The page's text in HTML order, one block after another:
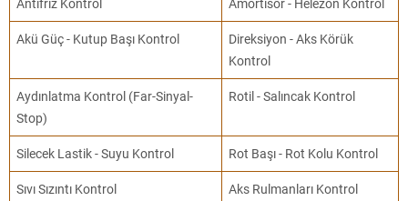
Antifriz Kontrol Amortisör - Helezon Kontrol
Akü Güç - Kutup Başı Kontrol
Direksiyon - Aks Körük
Kontrol
Aydınlatma Kontrol (Far-Sinyal-
Stop)
Rotil - Salıncak Kontrol
Silecek Lastik - Suyu Kontrol Rot Başı - Rot Kolu Kontrol
Sıvı Sızıntı Kontrol Aks Rulmanları Kontrol